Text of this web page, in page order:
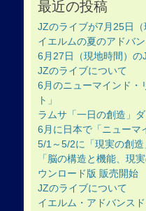
最近の投稿
JZのライブが7月25日（
イエルムの夏のアドバ
6月27日（現地時間）の
JZのライブについて
6月のニューマインド・
ト」
ラムサ「一日の創造」
6月に日本で「ニューマ
5/1～5/2に「現実の創
「脳の構造と機能、現
ウンロード版 販売開始
JZのライブについて
イエルム・アドバンス